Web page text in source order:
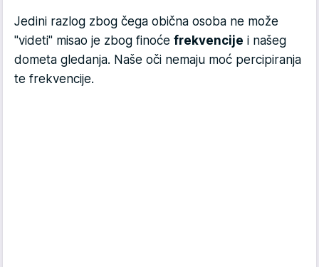
Jedini razlog zbog čega obična osoba ne može
"videti" misao je zbog finoće frekvencije i našeg
dometa gledanja. Naše oči nemaju moć percipiranja
te frekvencije.